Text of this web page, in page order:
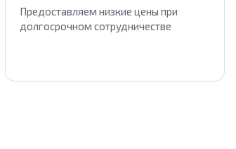
Предоставляем низкие цены при
долгосрочном сотрудничестве